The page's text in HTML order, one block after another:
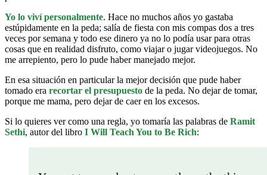
Yo lo viví personalmente. Hace no muchos años yo gastaba
estúpidamente en la peda; salía de fiesta con mis compas dos a tres
veces por semana y todo ese dinero ya no lo podía usar para otras
cosas que en realidad disfruto, como viajar o jugar videojuegos. No
me arrepiento, pero lo pude haber manejado mejor.
En esa situación en particular la mejor decisión que pude haber
tomado era recortar el presupuesto de la peda. No dejar de tomar,
porque me mama, pero dejar de caer en los excesos.
Si lo quieres ver como una regla, yo tomaría las palabras de Ramit
Sethi, autor del libro I Will Teach You to Be Rich: